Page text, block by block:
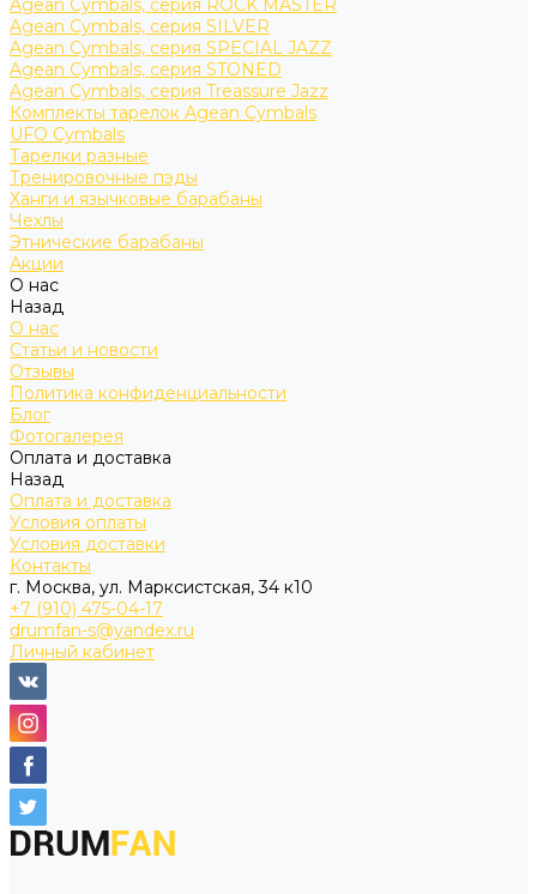
Agean Cymbals, серия ROCK MASTER
Agean Cymbals, серия SILVER
Agean Cymbals, серия SPECIAL JAZZ
Agean Cymbals, серия STONED
Agean Cymbals, серия Treassure Jazz
Комплекты тарелок Agean Cymbals
UFO Cymbals
Тарелки разные
Тренировочные пэды
Ханги и язычковые барабаны
Чехлы
Этнические барабаны
Акции
О нас
Назад
О нас
Статьи и новости
Отзывы
Политика конфиденциальности
Блог
Фотогалерея
Оплата и доставка
Назад
Оплата и доставка
Условия оплаты
Условия доставки
Контакты
г. Москва, ул. Марксистская, 34 к10
+7 (910) 475-04-17
drumfan-s@yandex.ru
Личный кабинет